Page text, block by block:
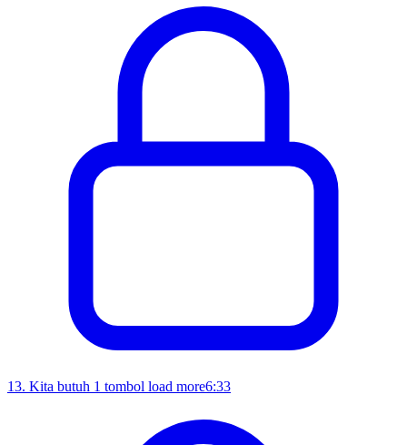
13. Kita butuh 1 tombol load more6:33